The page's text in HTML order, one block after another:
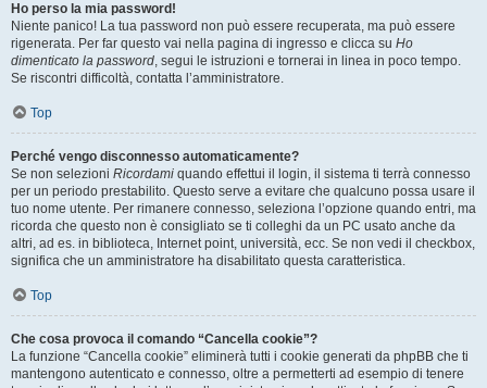
Ho perso la mia password!
Niente panico! La tua password non può essere recuperata, ma può essere
rigenerata. Per far questo vai nella pagina di ingresso e clicca su Ho
dimenticato la password, segui le istruzioni e tornerai in linea in poco tempo.
Se riscontri difficoltà, contatta l’amministratore.
Top
Perché vengo disconnesso automaticamente?
Se non selezioni Ricordami quando effettui il login, il sistema ti terrà connesso
per un periodo prestabilito. Questo serve a evitare che qualcuno possa usare il
tuo nome utente. Per rimanere connesso, seleziona l’opzione quando entri, ma
ricorda che questo non è consigliato se ti colleghi da un PC usato anche da
altri, ad es. in biblioteca, Internet point, università, ecc. Se non vedi il checkbox,
significa che un amministratore ha disabilitato questa caratteristica.
Top
Che cosa provoca il comando “Cancella cookie”?
La funzione “Cancella cookie” eliminerà tutti i cookie generati da phpBB che ti
mantengono autenticato e connesso, oltre a permetterti ad esempio di tenere